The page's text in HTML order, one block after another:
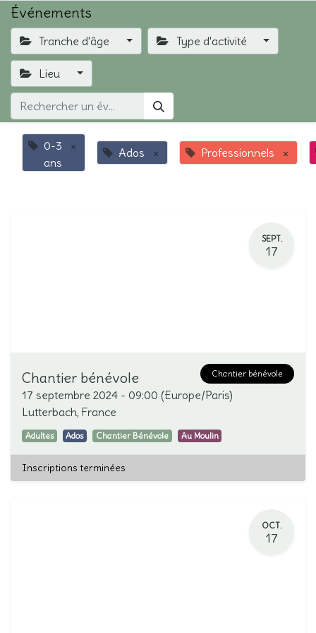
Événements
Tranche d'âge Type d'activité
Lieu
0-3
ans
× Ados × Professionnels ×
SEPT.
17
Chantier bénévole
Chantier bénévole
17 septembre 2024 - 09:00 (Europe/Paris)
Lutterbach, France
Adultes Ados Chantier Bénévole Au Moulin
Inscriptions terminées
OCT.
17